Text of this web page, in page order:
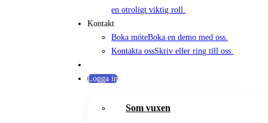
en otroligt viktig roll.
Kontakt
Boka möteBoka en demo med oss.
Kontakta ossSkriv eller ring till oss.
Logga in
Som vuxen